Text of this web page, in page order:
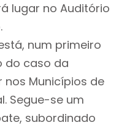
lugar no Auditório
num primeiro
do caso da
Municípios de
Segue-se um
subordinado